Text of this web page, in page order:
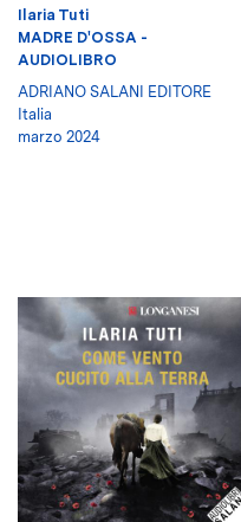
Ilaria Tuti
MADRE D'OSSA -
AUDIOLIBRO
ADRIANO SALANI EDITORE
Italia
marzo 2024